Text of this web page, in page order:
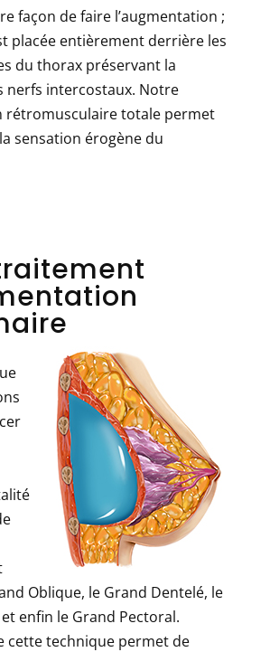
façon de faire l’augmentation ;
placée entièrement derrière les
du thorax préservant la
nerfs intercostaux. Notre
rétromusculaire totale permet
sensation érogène du
Oblique, le Grand Dentelé, le
enfin le Grand Pectoral.
cette technique permet de